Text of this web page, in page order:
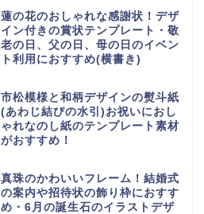
蓮の花のおしゃれな感謝状！デザ
イン付きの賞状テンプレート・敬
老の日、父の日、母の日のイベン
ト利用におすすめ(横書き)
市松模様と和柄デザインの熨斗紙
(あわじ結びの水引)お祝いにおし
ゃれなのし紙のテンプレート素材
がおすすめ！
真珠のかわいいフレーム！結婚式
の案内や招待状の飾り枠におすす
め・6月の誕生石のイラストデザ